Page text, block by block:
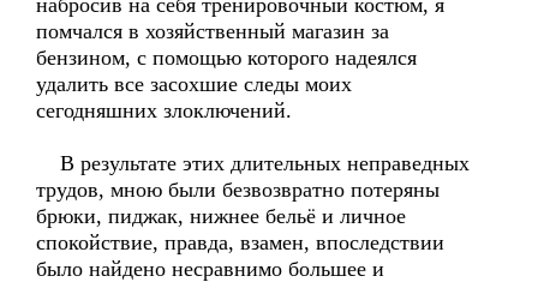
набросив на себя тренировочный костюм, я
помчался в хозяйственный магазин за
бензином, с помощью которого надеялся
удалить все засохшие следы моих
сегодняшних злоключений.
В результате этих длительных неправедных
трудов, мною были безвозвратно потеряны
брюки, пиджак, нижнее бельё и личное
спокойствие, правда, взамен, впоследствии
было найдено несравнимо большее и